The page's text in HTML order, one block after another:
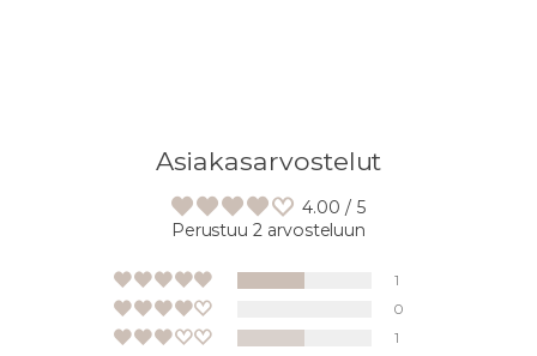
Asiakasarvostelut
4.00 / 5
Perustuu 2 arvosteluun
1
0
1